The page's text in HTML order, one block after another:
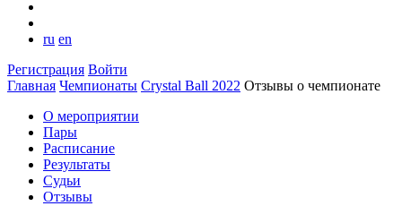
ru en
Регистрация Войти
Главная Чемпионаты Crystal Ball 2022 Отзывы о чемпионате
О мероприятии
Пары
Расписание
Результаты
Судьи
Отзывы